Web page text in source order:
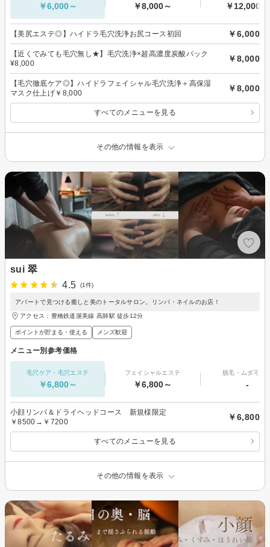
￥6,000～ ￥8,000～ ￥12,000～
【美尻エステ◎】ハイドラ毛穴洗浄お尻コース初回 ￥6,000
【近くでみても毛穴無し★】毛穴洗浄×超高濃度炭酸パック
¥8,000
￥8,000
【毛穴徹底ケア◎】ハイドラフェイシャル毛穴洗浄＋高保湿
マスク仕上げ￥8,000
￥8,000
すべてのメニューを見る
その他の情報を表示
sui 翠
4.5
(1件)
アパートで見つける癒しと美のトータルサロン。リンパ・ネイルのお店！
アクセス：豊橋鉄道渥美線 高師駅 徒歩12分
ポイントが貯まる・使える メンズ歓迎
メニュー別参考価格
毛穴ケア・毛穴エステ
￥6,800～
フェイシャルエステ
￥6,800～
脱毛・ムダ毛処
-
小顔リンパ＆ドライヘッドコース 新規様限定
￥8500→￥7200
￥6,800
すべてのメニューを見る
その他の情報を表示